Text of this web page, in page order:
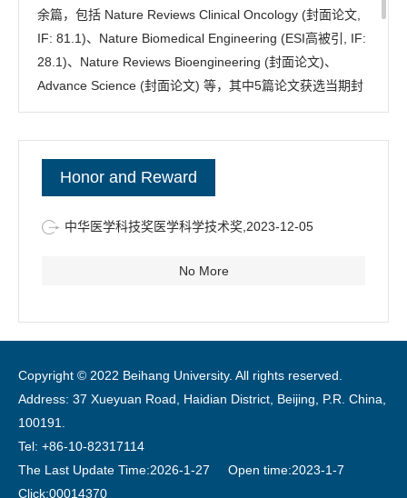
余篇，包括 Nature Reviews Clinical Oncology (封面论文,
IF: 81.1)、 Nature Biomedical Engineering (ESI高被引, IF:
28.1)、 Nature Reviews Bioengineering (封面论文)、
Advance Science (封面论文) 等，其中5篇论文获选当期封
面论文；另获授权中国发明专利3项、美国发明专利1项；
项；并获选中华医学科技二等奖（主要完成人）。
2020年获选北航卓越百人博士后，主持国家自然科学基金
项目，北航双一流引导专项等项目。
Honor and Reward
中华医学科技奖医学科学技术奖,2023-12-05
No More
Copyright © 2022 Beihang University. All rights reserved.
Address: 37 Xueyuan Road, Haidian District, Beijing, P.R. China,
100191.
Tel: +86-10-82317114
The Last Update Time:2026-1-27 Open time:2023-1-7
Click:00014370